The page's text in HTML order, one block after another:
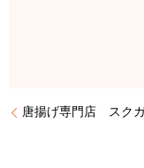
唐揚げ専門店 スク